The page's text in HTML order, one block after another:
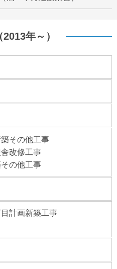
年～）
その他工事
改修工事
の他工事
目計画新築工事